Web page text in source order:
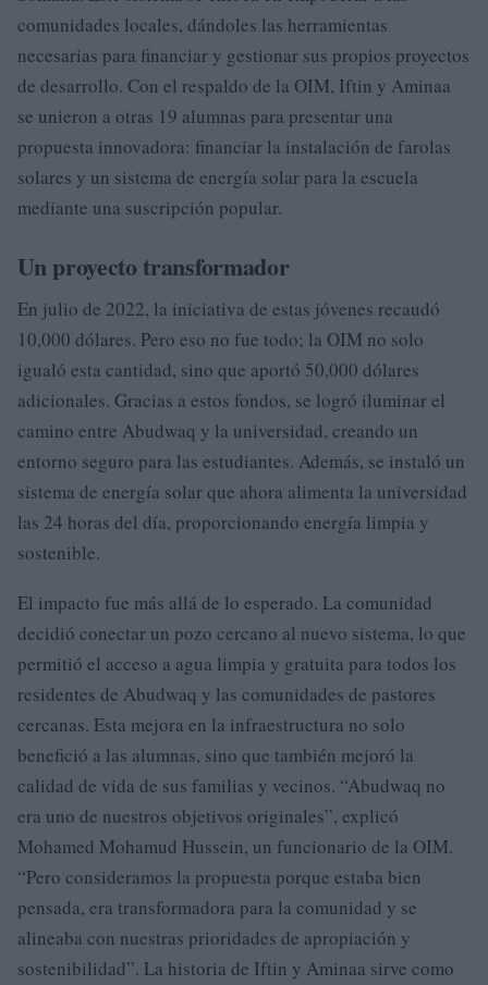
comunidades locales, dándoles las herramientas
necesarias para financiar y gestionar sus propios proyectos
de desarrollo. Con el respaldo de la OIM, Iftin y Aminaa
se unieron a otras 19 alumnas para presentar una
propuesta innovadora: financiar la instalación de farolas
solares y un sistema de energía solar para la escuela
mediante una suscripción popular.
Un proyecto transformador
En julio de 2022, la iniciativa de estas jóvenes recaudó
10,000 dólares. Pero eso no fue todo; la OIM no solo
igualó esta cantidad, sino que aportó 50,000 dólares
adicionales. Gracias a estos fondos, se logró iluminar el
camino entre Abudwaq y la universidad, creando un
entorno seguro para las estudiantes. Además, se instaló un
sistema de energía solar que ahora alimenta la universidad
las 24 horas del día, proporcionando energía limpia y
sostenible.
El impacto fue más allá de lo esperado. La comunidad
decidió conectar un pozo cercano al nuevo sistema, lo que
permitió el acceso a agua limpia y gratuita para todos los
residentes de Abudwaq y las comunidades de pastores
cercanas. Esta mejora en la infraestructura no solo
benefició a las alumnas, sino que también mejoró la
calidad de vida de sus familias y vecinos. “Abudwaq no
era uno de nuestros objetivos originales”, explicó
Mohamed Mohamud Hussein, un funcionario de la OIM.
“Pero consideramos la propuesta porque estaba bien
pensada, era transformadora para la comunidad y se
alineaba con nuestras prioridades de apropiación y
sostenibilidad”. La historia de Iftin y Aminaa sirve como